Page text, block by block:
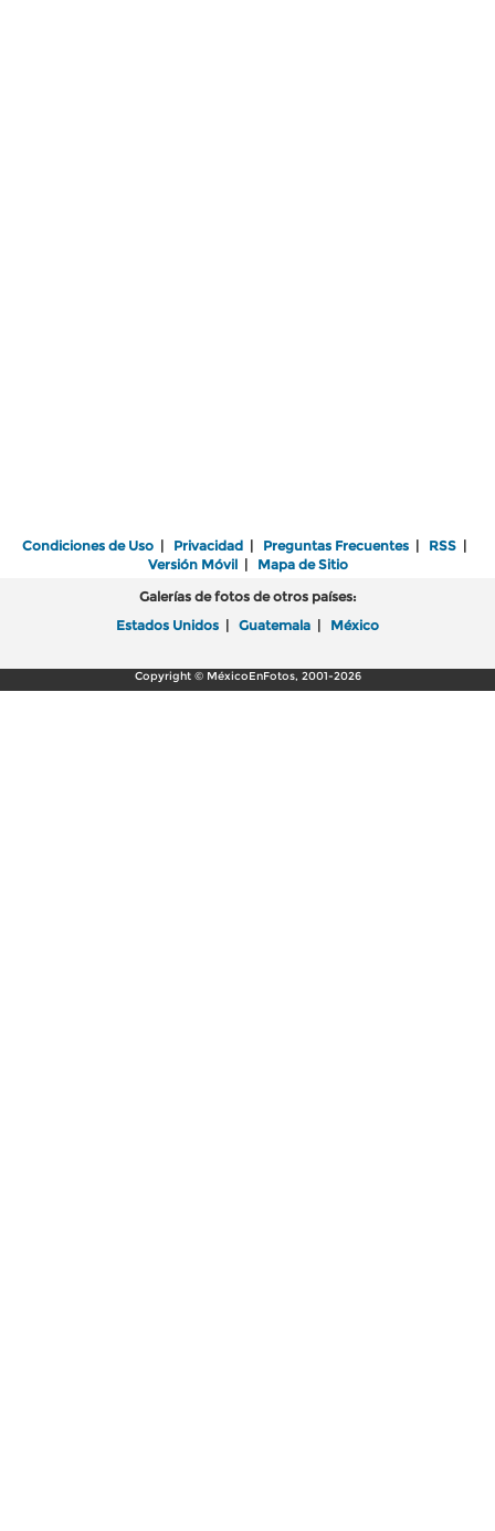
Condiciones de Uso | Privacidad | Preguntas Frecuentes | RSS |
Versión Móvil| Mapa de Sitio
Galerías de fotos de otros países:
Estados Unidos | Guatemala | México
Copyright © MéxicoEnFotos, 2001-2026